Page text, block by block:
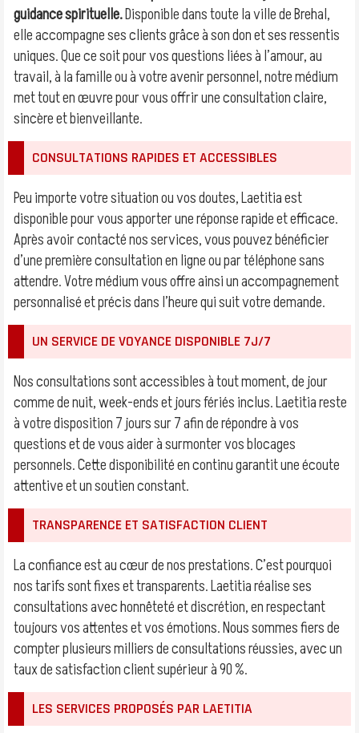
guidance spirituelle.Disponible dans toute la ville de Brehal,
elle accompagne ses clients grâce à son don et ses ressentis
uniques. Que ce soit pour vos questions liées à l’amour, au
travail, à la famille ou à votre avenir personnel, notre médium
met tout en œuvre pour vous offrir une consultation claire,
sincère et bienveillante.
CONSULTATIONS RAPIDES ET ACCESSIBLES
Peu importe votre situation ou vos doutes, Laetitia est
disponible pour vous apporter une réponse rapide et efficace.
Après avoir contacté nos services, vous pouvez bénéficier
d’une première consultation en ligne ou par téléphone sans
attendre. Votre médium vous offre ainsi un accompagnement
personnalisé et précis dans l’heure qui suit votre demande.
UN SERVICE DE VOYANCE DISPONIBLE 7J/7
Nos consultations sont accessibles à tout moment, de jour
comme de nuit, week-ends et jours fériés inclus. Laetitia reste
à votre disposition 7 jours sur 7 afin de répondre à vos
questions et de vous aider à surmonter vos blocages
personnels. Cette disponibilité en continu garantit une écoute
attentive et un soutien constant.
TRANSPARENCE ET SATISFACTION CLIENT
La confiance est au cœur de nos prestations. C’est pourquoi
nos tarifs sont fixes et transparents. Laetitia réalise ses
consultations avec honnêteté et discrétion, en respectant
toujours vos attentes et vos émotions. Nous sommes fiers de
compter plusieurs milliers de consultations réussies, avec un
taux de satisfaction client supérieur à 90 %.
LES SERVICES PROPOSÉS PAR LAETITIA